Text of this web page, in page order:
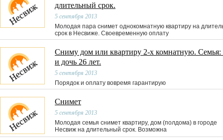
длительный срок.
5 сентября 2013
Молодая пара снимет однокомнатную квартиру на
срок в Несвиже. Своевременную оплату
Сниму дом или квартиру 2-х комнатную. Семья:
и дочь 26 лет.
5 сентября 2013
Порядок и оплату вовремя гарантирую
Снимет
5 сентября 2013
Молодая семья снимет квартиру, дом (полдома) в городе
Несвиж на длительный срок. Возможна